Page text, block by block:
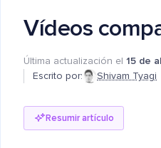
Vídeos
Última actualización el 15 de
Escrito por:
Shivam Tyagi
Resumir artículo